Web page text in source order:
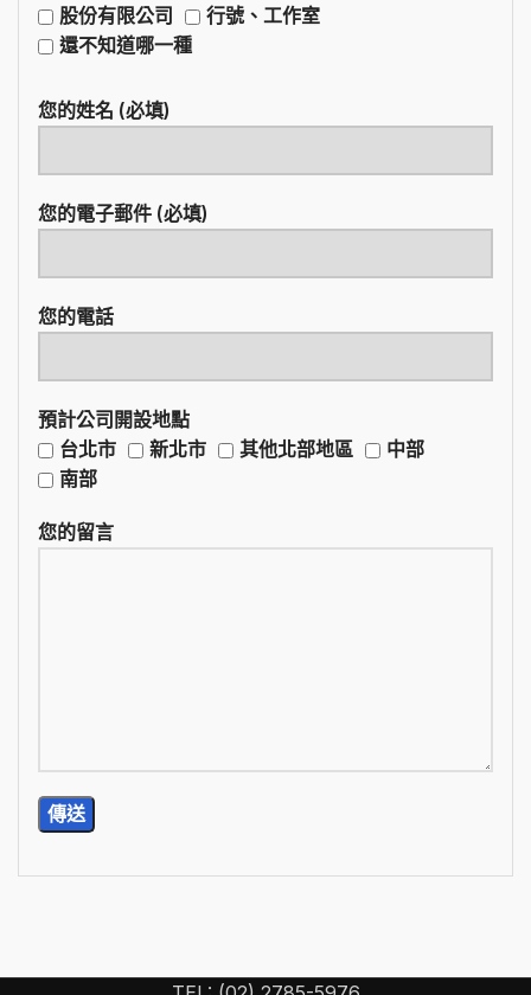
股份有限公司
行號、工作室
還不知道哪一種
您的姓名 (必填)
您的電子郵件 (必填)
您的電話
預計公司開設地點
台北市
新北市 其他北部地區
中部
南部
您的留言